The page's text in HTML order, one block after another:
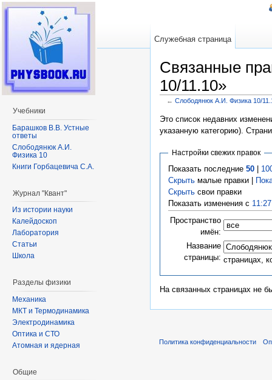
Связанные
10/11.10»
← Слободянюк А.И. Физика 10/
Это список недавних
указанную категорию).
Настройки свежих правок
Показать последние 50|
Скрытьмалые правки |
Скрытьсвои правки
Показать изменения с
Пространство
имён:
Название
страницы: страницах,
На связанных страницах не
Служебная страница
Учебники
Барашков В.В. Устные
ответы
Слободянюк А.И.
Физика 10
Книги Горбацевича С.А.
Журнал "Квант"
Из истории науки
Калейдоскоп
Лаборатория
Статьи
Школа
Разделы физики
Механика
МКТ и Термодинамика
Электродинамика
Оптика и СТО
Атомная и ядерная
Общие
Политика конфиденциальности